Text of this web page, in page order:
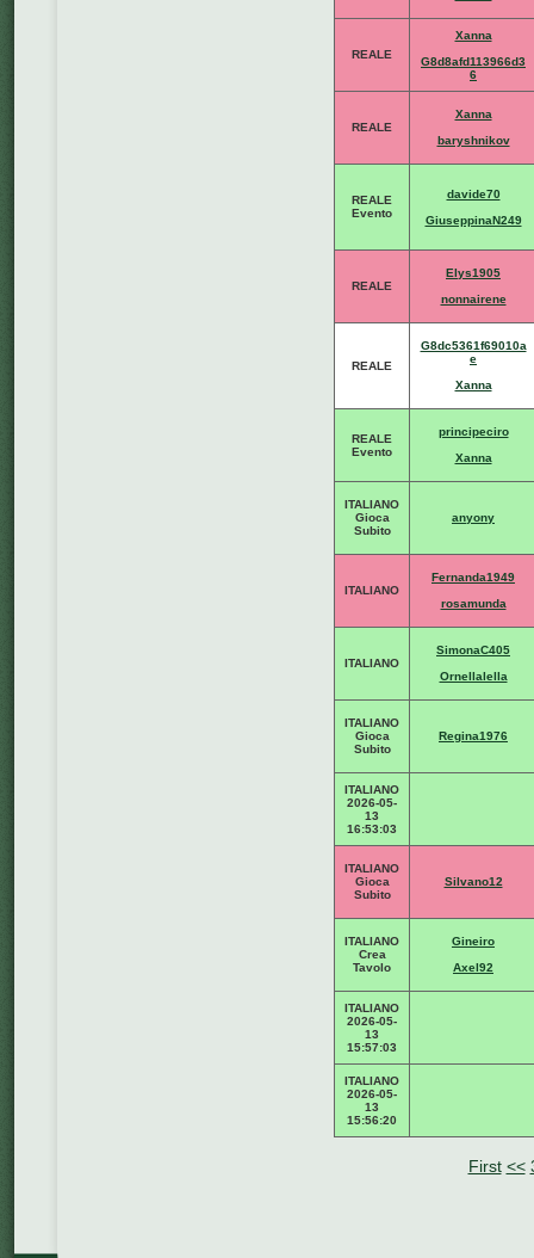
REALE
Xanna
G8d8afd113966d3
6
REALE
Xanna
baryshnikov
REALE
Evento
davide70
GiuseppinaN249
REALE
Elys1905
nonnairene
REALE
G8dc5361f69010a
e
Xanna
REALE
Evento
principeciro
Xanna
ITALIANO
Gioca
Subito
anyony
ITALIANO
Fernanda1949
rosamunda
ITALIANO
SimonaC405
Ornellalella
ITALIANO
Gioca
Subito
Regina1976
ITALIANO
2026-05-
13
16:53:03
ITALIANO
Gioca
Subito
Silvano12
ITALIANO
Crea
Tavolo
Gineiro
Axel92
ITALIANO
2026-05-
13
15:57:03
ITALIANO
2026-05-
13
15:56:20
First <<